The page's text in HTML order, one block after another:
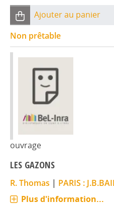
Ajouter au panier
Non prêtable
ouvrage
LES GAZONS
R. Thomas | PARIS :
Plus d'information...